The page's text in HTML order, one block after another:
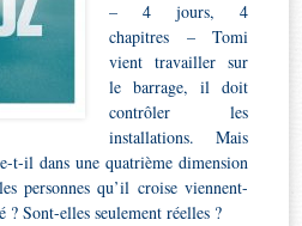
– 4 jours, 4
chapitres – Tomi
vient travailler sur
le barrage, il doit
contrôler les
installations. Mais
t-il dans une quatrième dimension
personnes qu’il croise viennent-
? Sont-elles seulement réelles ?